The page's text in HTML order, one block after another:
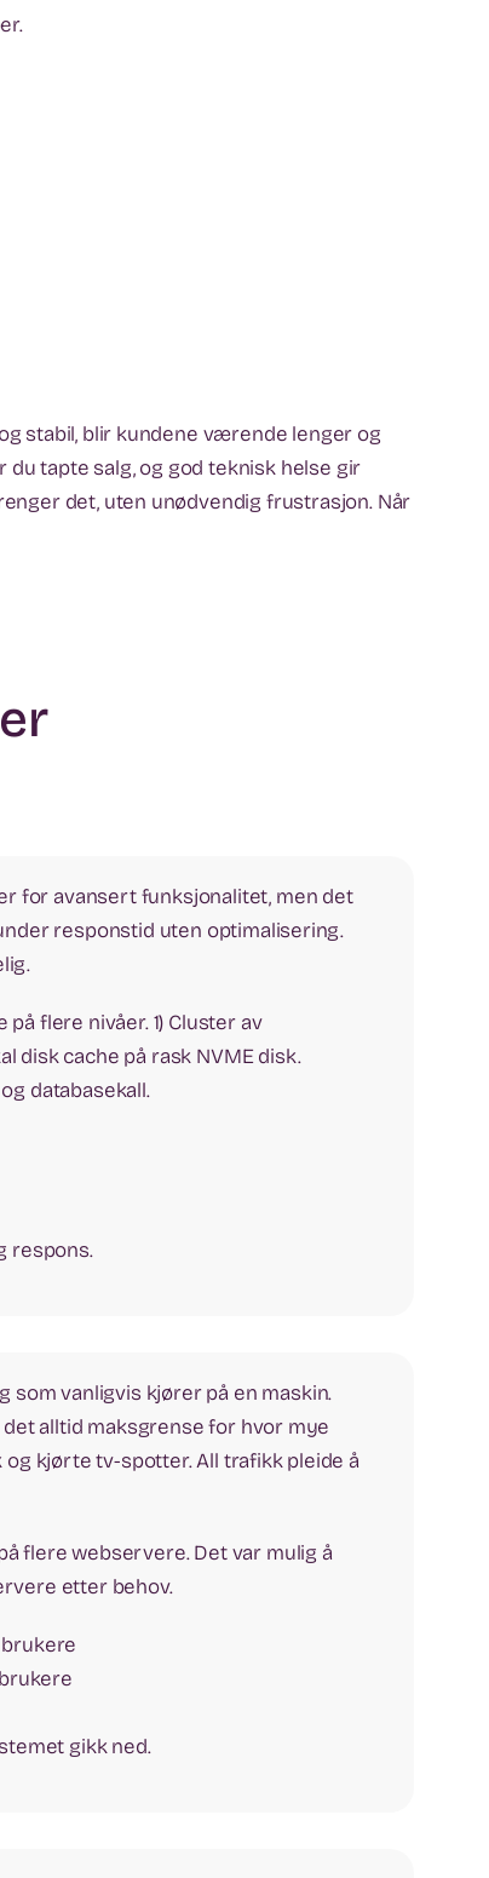
stabil, blir kundene værende lenger og
tapte salg, og god teknisk helse gir
det, uten unødvendig frustrasjon. Når
for avansert funksjonalitet, men det
responstid uten optimalisering.
flere nivåer. 1) Cluster av
disk cache på rask NVME disk.
databasekall.
respons.
som vanligvis kjører på en maskin.
alltid maksgrense for hvor mye
kjørte tv-spotter. All trafikk pleide å
flere webservere. Det var mulig å
etter behov.
gikk ned.